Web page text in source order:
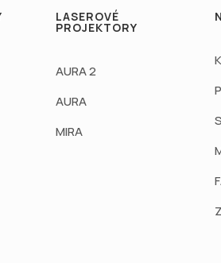
LASEROVÉ
PROJEKTORY
AURA 2
AURA
MIRA